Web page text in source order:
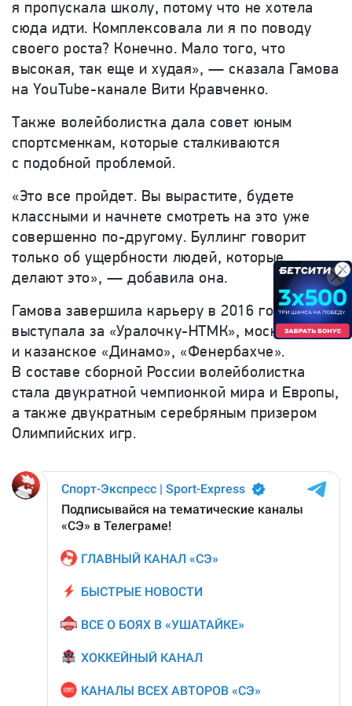
я пропускала школу, потому что не хотела
сюда идти. Комплексовала ли я по поводу
своего роста? Конечно. Мало того, что
высокая, так еще и худая», — сказала Гамова
на YouTube-канале Вити Кравченко.
Также волейболистка дала совет юным
спортсменкам, которые сталкиваются
с подобной проблемой.
«Это все пройдет. Вы вырастите, будете
классными и начнете смотреть на это уже
совершенно по-другому. Буллинг говорит
только об ущербности людей, которые
делают это», — добавила она.
Гамова завершила карьеру в 2016 году. Она
выступала за «Уралочку-НТМК», московское
и казанское «Динамо», «Фенербахче».
В составе сборной России волейболистка
стала двукратной чемпионкой мира и Европы,
а также двукратным серебряным призером
Олимпийских игр.